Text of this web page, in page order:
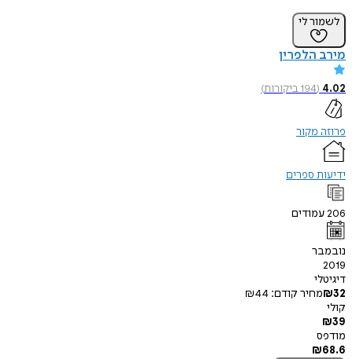
לשמור לי
מירב הלפרין
4.02
(
194ביקורות)
פרוזה מקור
ידיעות ספרים
206עמודים
נובמבר
2019
דיגיטלי
₪32 מחיר קודם: ₪44
קולי
₪39
מודפס
₪68.6